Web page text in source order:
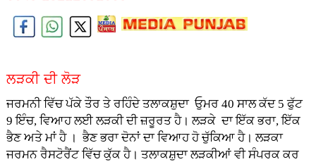
ਲੜਕੀ ਦੀ ਲੋੜ
ਜਰਮਨੀ ਵਿੱਚ ਪੱਕੇ ਤੌਰ ਤੇ ਰਹਿੰਦੇ ਤਲਾਕਸ਼ੁਦਾ ਓੁਮਰ 40 ਸਾਲ ਕੱਦ 5 ਫੁੱਟ
9 ਇੰਚ, ਵਿਆਹ ਲਈ ਲੜਕੀ ਦੀ ਜ਼ਰੂਰਤ ਹੈ। ਲੜਕੇ ਦਾ ਇੱਕ ਭਰਾ, ਇੱਕ
ਭੈਣ ਅਤੇ ਮਾਂ ਹੈ । ਭੈਣ ਭਰਾ ਦੋਨਾਂ ਦਾ ਵਿਆਹ ਹੋ ਚੁੱਕਿਆ ਹੈ। ਲੜਕਾ
ਜਰਮਨ ਰੈਸਟੋਰੈਂਟ ਵਿੱਚ ਕੁੱਕ ਹੈ। ਤਲਾਕਸ਼ੁਦਾ ਲੜਕੀਆਂ ਵੀ ਸੰਪਰਕ ਕਰ